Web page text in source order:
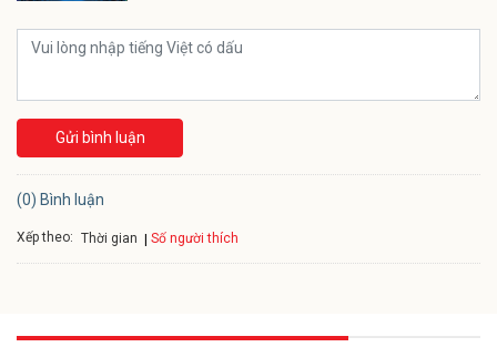
Gửi bình luận
(0) Bình luận
Xếp theo: Thời gian Số người thích